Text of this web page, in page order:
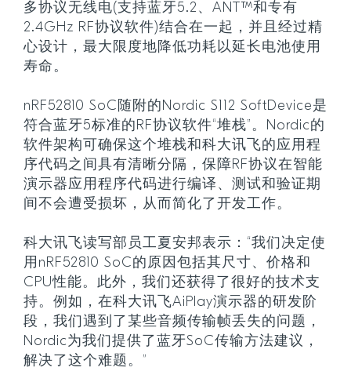
多协议无线电(支持蓝牙5.2、ANT™和专有
2.4GHz RF协议软件)结合在一起，并且经过精
心设计，最大限度地降低功耗以延长电池使用
寿命。
nRF52810 SoC随附的Nordic S112 SoftDevice是
符合蓝牙5标准的RF协议软件“堆栈”。Nordic的
软件架构可确保这个堆栈和科大讯飞的应用程
序代码之间具有清晰分隔，保障RF协议在智能
演示器应用程序代码进行编译、测试和验证期
间不会遭受损坏，从而简化了开发工作。
科大讯飞读写部员工夏安邦表示：“我们决定使
用nRF52810 SoC的原因包括其尺寸、价格和
CPU性能。此外，我们还获得了很好的技术支
持。例如，在科大讯飞AiPlay演示器的研发阶
段，我们遇到了某些音频传输帧丢失的问题，
Nordic为我们提供了蓝牙SoC传输方法建议，
解决了这个难题。”